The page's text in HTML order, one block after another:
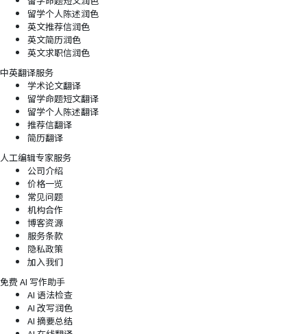
留学个人陈述润色
英文推荐信润色
英文简历润色
英文求职信润色
中英翻译服务
学术论文翻译
留学命题短文翻译
留学个人陈述翻译
推荐信翻译
简历翻译
人工编辑专家服务
公司介绍
价格一览
常见问题
机构合作
博客资源
服务条款
隐私政策
加入我们
免费 AI 写作助手
AI 语法检查
AI 改写润色
AI 摘要总结